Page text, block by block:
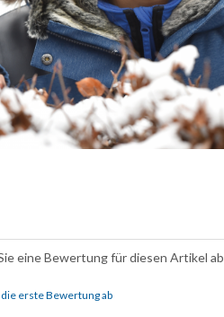
eine Bewertung für diesen Artikel ab
die erste Bewertung ab